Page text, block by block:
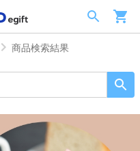
商品検索結果